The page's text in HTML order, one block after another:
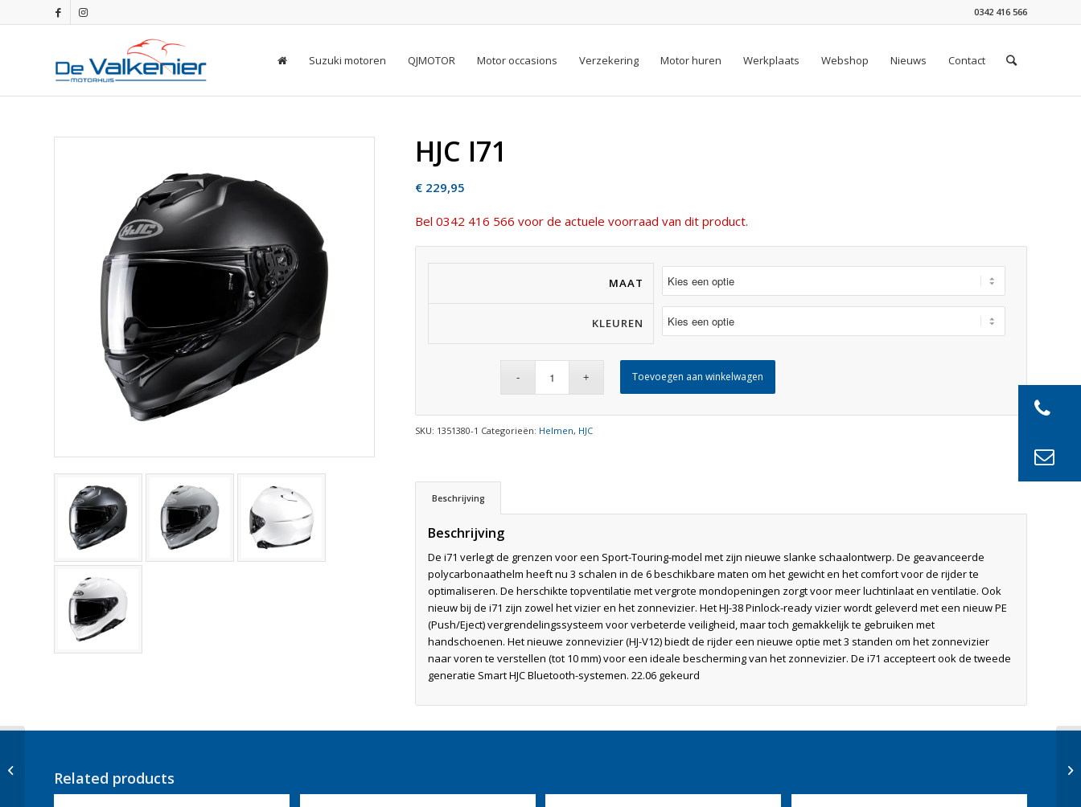
0342 416 566
Suzuki motoren QJMOTOR Motor occasions Verzekering Motor huren Werkplaats Webshop Nieuws Contact
HJC I71
€ 229,95
Bel 0342 416 566 voor de actuele voorraad van dit product.
MAAT
KLEUREN
Toevoegen aan winkelwagen
SKU: 1351380-1 Categorieën: Helmen, HJC
Beschrijving
Beschrijving
De i71 verlegt de grenzen voor een Sport-Touring-model met zijn nieuwe slanke schaalontwerp. De geavanceerde
polycarbonaathelm heeft nu 3 schalen in de 6 beschikbare maten om het gewicht en het comfort voor de rijder te
optimaliseren. De herschikte topventilatie met vergrote mondopeningen zorgt voor meer luchtinlaat en ventilatie. Ook
nieuw bij de i71 zijn zowel het vizier en het zonnevizier. Het HJ-38 Pinlock-ready vizier wordt geleverd met een nieuw PE
(Push/Eject) vergrendelingssysteem voor verbeterde veiligheid, maar toch gemakkelijk te gebruiken met
handschoenen. Het nieuwe zonnevizier (HJ-V12) biedt de rijder een nieuwe optie met 3 standen om het zonnevizier
naar voren te verstellen (tot 10 mm) voor een ideale bescherming van het zonnevizier. De i71 accepteert ook de tweede
generatie Smart HJC Bluetooth-systemen. 22.06 gekeurd
Related products
HJC C70N Sway